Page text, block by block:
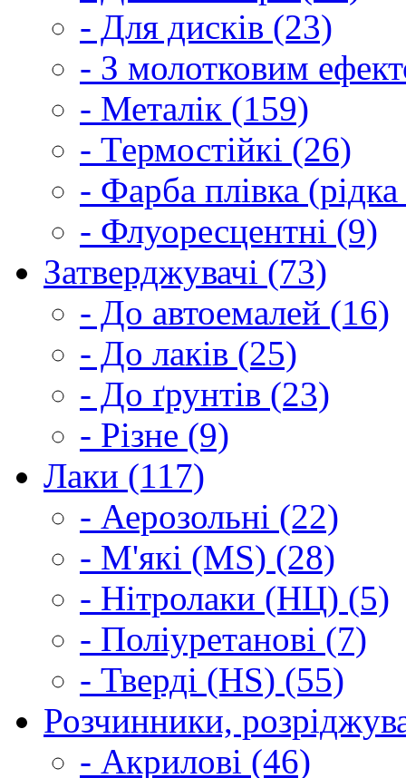
- Для дисків (23)
- З молотковим
- Металік (159)
- Термостійкі (26)
- Фарба плівка
- Флуоресцентні (9)
Затверджувачі (73)
- До автоемалей (16)
- До лаків (25)
- До ґрунтів (23)
- Різне (9)
Лаки (117)
- Аерозольні (22)
- М'які (MS) (28)
- Нітролаки (НЦ) (5)
- Поліуретанові (7)
- Тверді (HS) (55)
Розчинники,
- Акрилові (46)